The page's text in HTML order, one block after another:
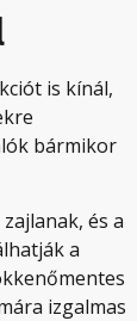
is kínál,
bármikor
és a
a
izgalmas